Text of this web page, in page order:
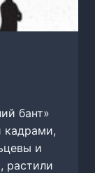
бант»
кадрами,
и
растили